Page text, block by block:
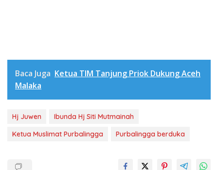
Baca Juga Ketua TIM Tanjung Priok Dukung Aceh
Malaka
Hj Juwen
Ibunda Hj Siti Mutmainah
Ketua Muslimat Purbalingga
Purbalingga berduka